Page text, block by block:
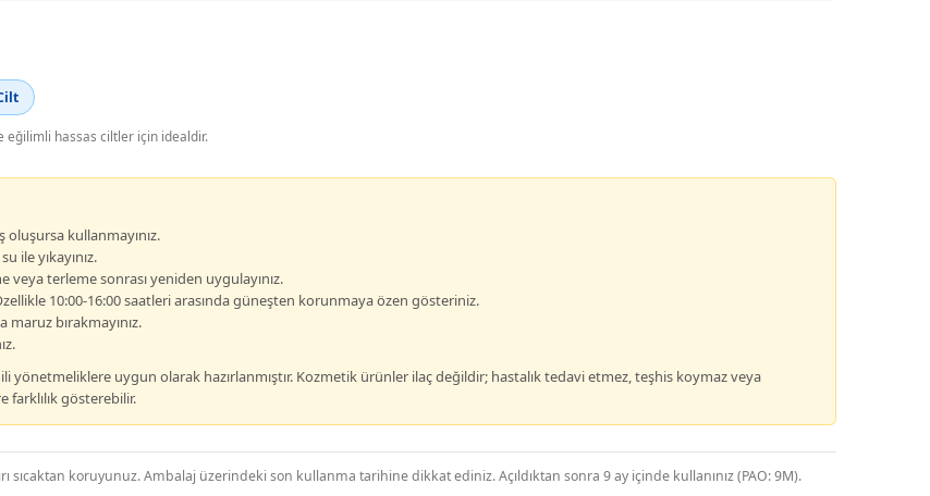
eğilimli hassas ciltler için idealdir.
kullanmayınız.
ile yıkayınız.
veya terleme sonrası yeniden uygulayınız.
10:00-16:00 saatleri arasında güneşten korunmaya özen gösteriniz.
maruz bırakmayınız.
yönetmeliklere uygun olarak hazırlanmıştır. Kozmetik ürünler ilaç değildir; hastalık tedavi etmez, teşhis koymaz veya
gösterebilir.
sıcaktan koruyunuz. Ambalaj üzerindeki son kullanma tarihine dikkat ediniz. Açıldıktan sonra 9 ay içinde kullanınız (PAO: 9M).